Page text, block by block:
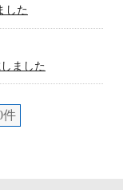
した
ました
件